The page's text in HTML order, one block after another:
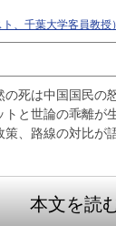
ト、千葉大学客員教授）
の死は中国国民の
トと世論の乖離が
策、路線の対比が
本文を読